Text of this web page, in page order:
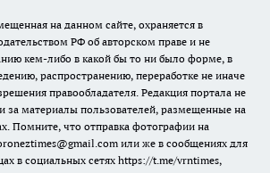
на данном сайте, охраняется в
РФ об авторском праве и не
кем-либо в какой бы то ни было форме, в
распространению, переработке не иначе
правообладателя. Редакция портала не
за материалы пользователей, размещенные на
Помните, что отправка фотографии на
или же в сообщениях для
в социальных сетях https://t.me/vrntimes,